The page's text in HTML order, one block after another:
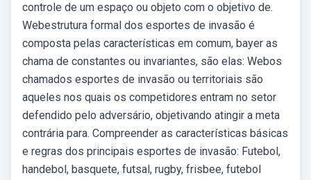
controle de um espaço ou objeto com o objetivo de.
Webestrutura formal dos esportes de invasão é
composta pelas características em comum, bayer as
chama de constantes ou invariantes, são elas: Webos
chamados esportes de invasão ou territoriais são
aqueles nos quais os competidores entram no setor
defendido pelo adversário, objetivando atingir a meta
contrária para. Compreender as características básicas
e regras dos principais esportes de invasão: Futebol,
handebol, basquete, futsal, rugby, frisbee, futebol